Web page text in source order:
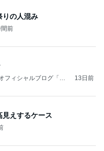
りの人混み
前
フィシャルブログ「女
13日前
見えするケース